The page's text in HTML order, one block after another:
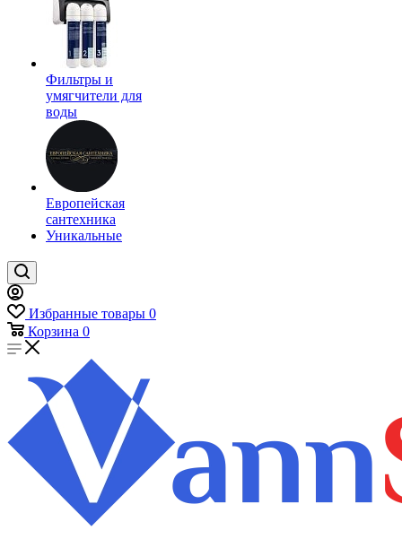
Фильтры и
умягчители для
воды
Европейская
сантехника
Уникальные
Избранные товары 0
Корзина 0